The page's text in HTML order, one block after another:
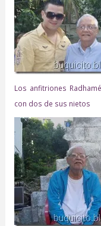
Los anfitriones
con dos de sus nietos